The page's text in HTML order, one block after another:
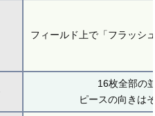
フィールド上で「フラッシ
16枚全部の
ピースの向きは